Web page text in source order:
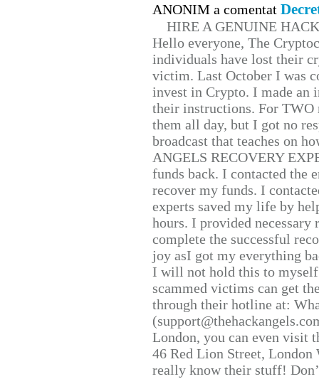
ANONIM a comentat
HIRE A GENUINE
Hello everyone, The
individuals have lost their
victim. Last October I was
invest in Crypto. I made
their instructions. For TWO
them all day, but I got no
broadcast that teaches on
ANGELS RECOVERY
funds back. I contacted the
recover my funds. I
experts saved my life by
hours. I provided
complete the successful
joy asI got my everything
I will not hold this to
scammed victims can get
through their hotline at:
London, you can even visit
46 Red Lion Street, London
really know their stuff!